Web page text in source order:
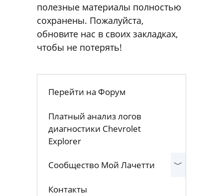
полезные материалы полностью
сохранены. Пожалуйста,
обновите нас в своих закладках,
чтобы не потерять!
Перейти на Форум
Платный анализ логов
диагностики Chevrolet
Explorer
Сообщество Мой Лачетти
Контакты